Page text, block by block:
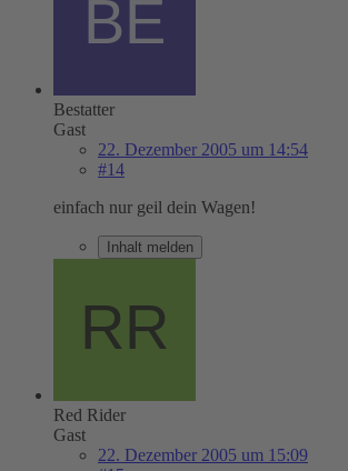
Bestatter
Gast
22. Dezember 2005 um 14:54
#14
einfach nur geil dein Wagen!
Inhalt melden
Red Rider
Gast
22. Dezember 2005 um 15:09